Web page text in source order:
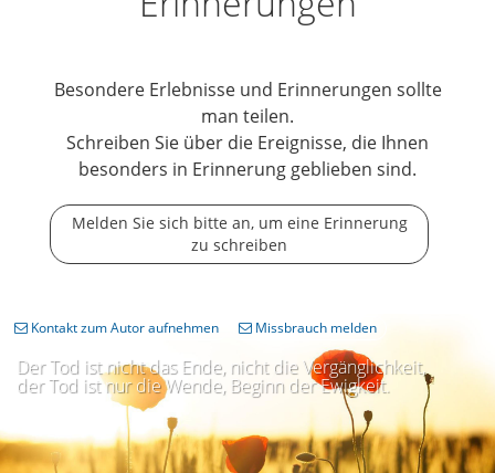
Besondere Erlebnisse und Erinnerungen sollte
man teilen.
Schreiben Sie über die Ereignisse, die Ihnen
besonders in Erinnerung geblieben sind.
Melden Sie sich bitte an, um eine Erinnerung
zu schreiben
Der Tod ist nicht das Ende, nicht die Vergänglichkeit,
der Tod ist nur die Wende, Beginn der Ewigkeit.
Kontakt zum Autor aufnehmen Missbrauch melden